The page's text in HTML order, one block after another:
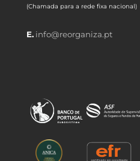
(Chamada para a rede fixa nacional)
E. info@reorganiza.pt